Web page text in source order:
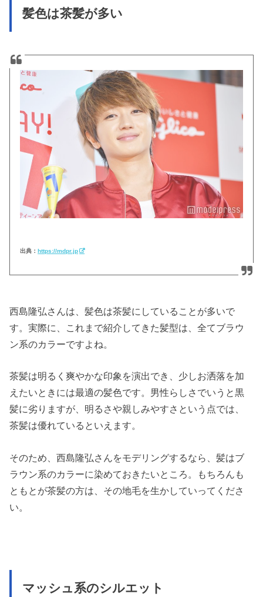
髪色は茶髪が多い
出典： https://mdpr.jp
西島隆弘さんは、髪色は茶髪にしていることが多いで
す。実際に、これまで紹介してきた髪型は、全てブラウ
ン系のカラーですよね。
茶髪は明るく爽やかな印象を演出でき、少しお洒落を加
えたいときには最適の髪色です。男性らしさでいうと黒
髪に劣りますが、明るさや親しみやすさという点では、
茶髪は優れているといえます。
そのため、西島隆弘さんをモデリングするなら、髪はブ
ラウン系のカラーに染めておきたいところ。もちろんも
ともとが茶髪の方は、その地毛を生かしていってくださ
い。
マッシュ系のシルエット